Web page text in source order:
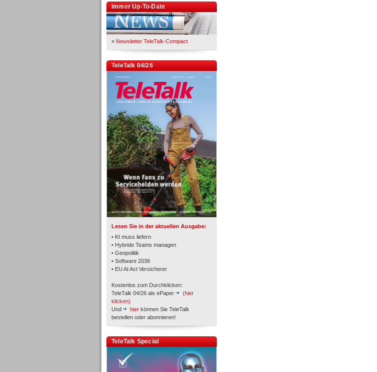
Immer Up-To-Date
» Newsletter TeleTalk-Compact
TeleTalk 04/26
Lesen Sie in der aktuellen Ausgabe:
• KI muss liefern
• Hybride Teams managen
• Geopolitik
• Software 2036
• EU AI Act Versicherer
Kostenlos zum Durchklicken:
TeleTalk 04/26 als ePaper
(hier
klicken)
Und
hier können Sie TeleTalk
bestellen oder abonnieren!
TeleTalk Special
TK- und ACD-Systeme
Workforce-Management